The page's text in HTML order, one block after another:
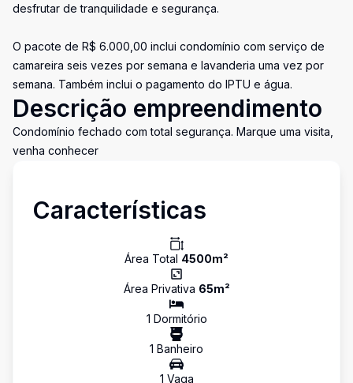
desfrutar de tranquilidade e segurança.
O pacote de R$ 6.000,00 inclui condomínio com serviço de
camareira seis vezes por semana e lavanderia uma vez por
semana. Também inclui o pagamento do IPTU e água.
Descrição empreendimento
Condomínio fechado com total segurança. Marque uma visita,
venha conhecer
Características
Área Total 4500m²
Área Privativa 65m²
1 Dormitório
1 Banheiro
1 Vaga